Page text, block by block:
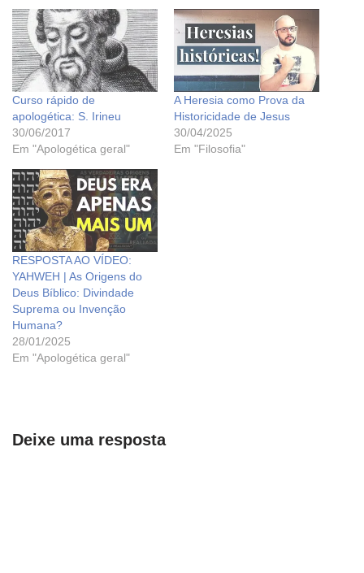
Curso rápido de
apologética: S. Irineu
30/06/2017
Em "Apologética geral"
A Heresia como Prova da
Historicidade de Jesus
30/04/2025
Em "Filosofia"
RESPOSTA AO VÍDEO:
YAHWEH | As Origens do
Deus Bíblico: Divindade
Suprema ou Invenção
Humana?
28/01/2025
Em "Apologética geral"
Deixe uma resposta